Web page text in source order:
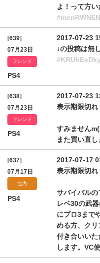
よ！って方い
[639]
07月23日
フレンド
PS4
2017-07-23
↓の投稿は無
[638]
07月23日
フレンド
PS4
2017-07-23
表示期限切れ
すみません
また買い直し
[637]
07月17日
協力
PS4
2017-07-17
表示期限切れ
サバイバル
レベ30の武
にプロ3まで
める方、ク
付き合いい
します。VC